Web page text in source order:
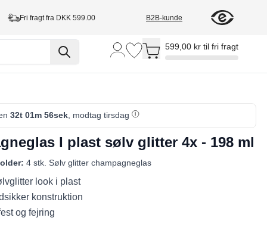
Fri fragt fra DKK 599.00 B2B-kunde
Toggle minicart, Cart is empty
599,00 kr til fri fragt
32t 01m 55sek, modtag tirsdag
I plast sølv glitter 4x - 198 ml
4 stk. Sølv glitter champagneglas
look i plast
konstruktion
og fejring